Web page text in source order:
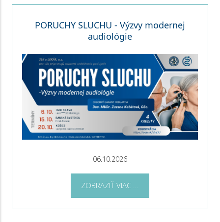
PORUCHY SLUCHU - Výzvy modernej
audiológie
06.10.2026
ZOBRAZIŤ VIAC ...